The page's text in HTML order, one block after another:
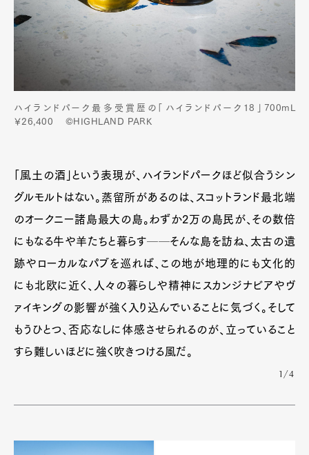
Art&Design Watch Fashion
GourmetCars
ProductCultureLifestyle
ハイランドパーク最多受賞歴の「ハイランドパーク18」700mL
￥26,400 ©HIGHLAND PARK
「風土の酒」という表現が、ハイランドパークほど似合うシン
グルモルトはない。蒸留所があるのは、スコットランド最北端
のオークニー諸島最大の島。わずか2万の島民が、その数倍
にもなる牛や羊たちと暮らす──そんな島を訪ね、太古の遺
跡やローカルなパブを巡れば、この地が地理的にも文化的
にも北欧に近く、人々の暮らしや精神にスカンジナビアやヴ
ァイキングの影響が強く入り込んでいることに気づく。そして
もうひとつ、否応なしに体感させられるのが、立っていること
すら難しいほどに強く吹きつける風だ。
1/4